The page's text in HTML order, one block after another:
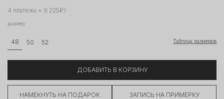
4 платежа × 9 225₽
размер
48 50 52 Таблица размеров
ДОБАВИТЬ В КОРЗИНУ
НАМЕКНУТЬ НА ПОДАРОК ЗАПИСЬ НА ПРИМЕРКУ